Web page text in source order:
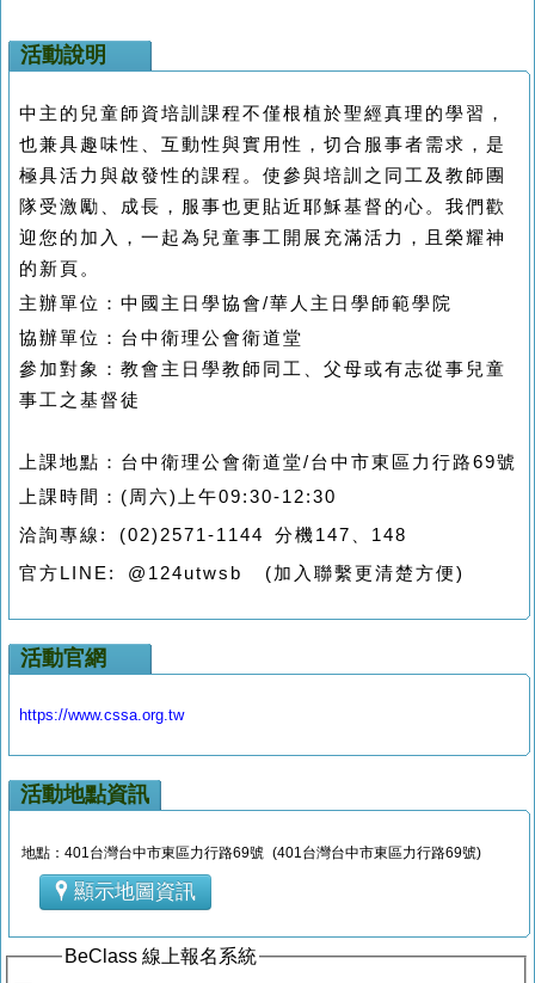
活動說明
中主的兒童師資培訓課程不僅根植於聖經真理的學習，
也兼具趣味性、互動性與實用性，切合服事者需求，是
極具活力與啟發性的課程。使參與培訓之同工及教師團
隊受激勵、成長，服事也更貼近耶穌基督的心。我們歡
迎您的加入，一起為兒童事工開展充滿活力，且榮耀神
的新頁。
主辦單位：中國主日學協會/華人主日學師範學院
協辦單位：台中衛理公會衛道堂
參加對象：教會主日學教師同工、父母或有志從事兒童
事工之基督徒
上課地點：台中衛理公會衛道堂/台中市東區力行路69號
上課時間： ( 周六) 上午09:30-12:30
洽詢專線: (02)2571-1144 分機147、148
官方 LINE : @124utwsb (加入聯繫更清楚方便)
活動官網
https://www.cssa.org.tw
活動地點資訊
地點：401台灣台中市東區力行路69號 (401台灣台中市東區力行路69號)
顯示地圖資訊
BeClass 線上報名系統